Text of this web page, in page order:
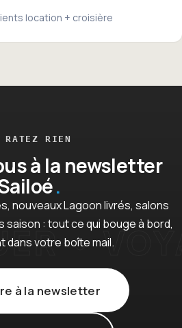
location + croisière
RATEZ RIEN
à la newsletter
nouveaux Lagoon livrés, salons
saison : tout ce qui bouge à bord,
dans votre boîte mail.
à la newsletter